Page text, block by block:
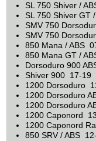
SL 750 Shiver /
SL 750 Shiver GT
SMV 750
SMV 750
850 Mana / ABS
850 Mana GT /
Dorsoduro 900
Shiver 900 17-19
1200 Dorsoduro
1200 Dorsoduro
1200 Dorsoduro
1200 Caponord
1200 Caponord
850 SRV / ABS